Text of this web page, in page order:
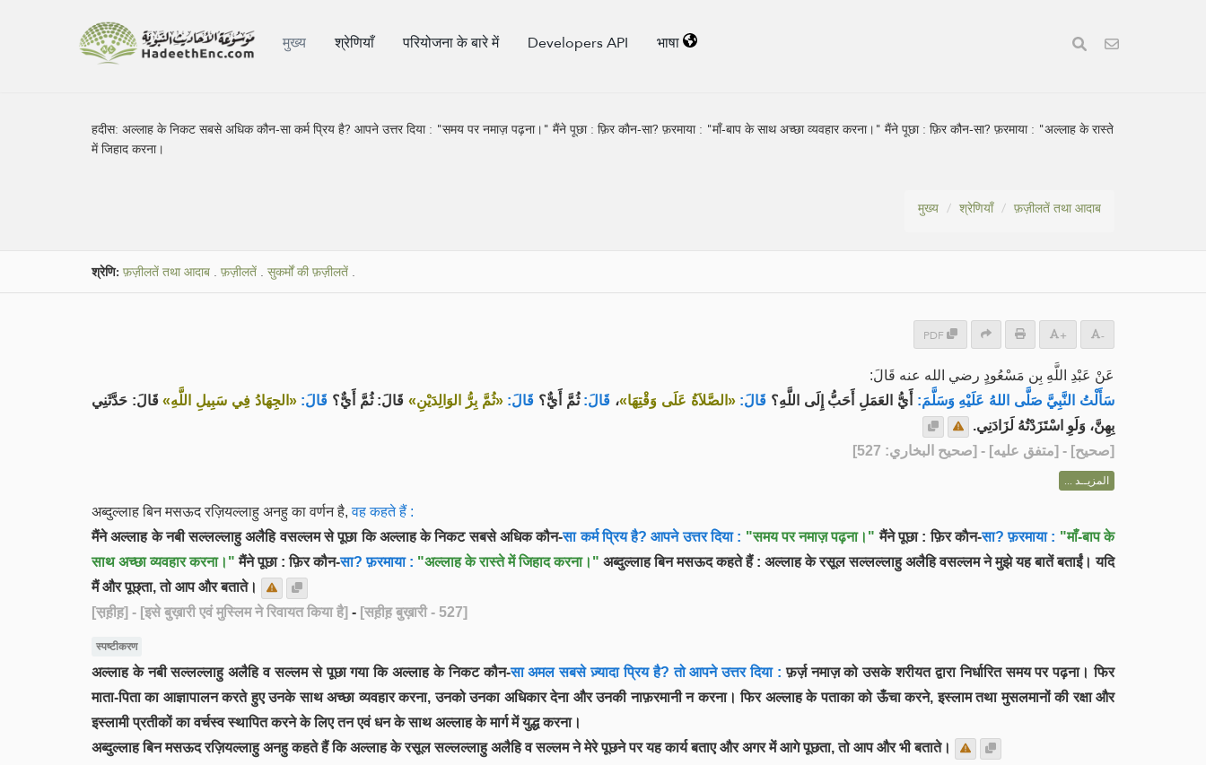
मुख्य श्रेणियाँ परियोजना के बारे में Developers API भाषा
हदीस:अल्लाह के निकट सबसे अधिक कौन-सा कर्म प्रिय है? आपने उत्तर दिया : "समय पर नमाज़ पढ़ना।" मैंने पूछा : फ़िर काैन-सा? फ़रमाया : "माँ-बाप के साथ अच्छा व्यवहार करना।" मैंने पूछा : फ़िर कौन-सा? फ़रमाया : "अल्लाह के रास्ते
में जिहाद करना।
मुख्य श्रेणियाँ फ़ज़ीलतें तथा आदाब
श्रेणि: फ़ज़ीलतें तथा आदाब . फ़ज़ीलतें . सुकर्मों की फ़ज़ीलतें .
PDF + -
عَنْ عَبْدِ اللَّهِ بِن مَسْعُودٍ رضي الله عنه قَالَ:
سَأَلْتُ النَّبِيَّ صَلَّى اللهُ عَلَيْهِ وَسَلَّمَ: أَيُّ العَمَلِ أَحَبُّ إِلَى اللَّهِ؟ قَالَ: «الصَّلاَةُ عَلَى وَقْتِهَا»، قَالَ: ثُمَّ أَيٌّ؟ قَالَ: «ثُمَّ بِرُّ الوَالِدَيْنِ»قَالَ: ثُمَّ أَيٌّ؟ قَالَ: «الجِهَادُ فِي سَبِيلِ اللَّهِ»قَالَ: حَدَّثَنِي
بِهِنَّ، وَلَوِ اسْتَزَدْتُهُ لَزَادَنِي.
[صحيح] - [متفق عليه] - [صحيح البخاري: 527]
المزيــد ...
अब्दुल्लाह बिन मसऊद रज़ियल्लाहु अनहु का वर्णन है, वह कहते हैं :
मैंने अल्लाह के नबी सल्लल्लाहु अलैहि वसल्लम से पूछा कि अल्लाह के निकट सबसे अधिक कौन-सा कर्म प्रिय है? आपने उत्तर दिया : "समय पर नमाज़ पढ़ना।" मैंने पूछा : फ़िर काैन-सा? फ़रमाया : "माँ-बाप के
साथ अच्छा व्यवहार करना।" मैंने पूछा : फ़िर कौन-सा? फ़रमाया : "अल्लाह के रास्ते में जिहाद करना।" अब्दुल्लाह बिन मसऊद कहते हैं : अल्लाह के रसूल सल्लल्लाहु अलैहि वसल्लम ने मुझे यह बातें बताईं। यदि
मैं और पूछ्ता, तो आप और बताते।
[स़ह़ीह़] - [इसे बुख़ारी एवं मुस्लिम ने रिवायत किया है] - [सह़ीह़ बुख़ारी - 527]
स्पष्टीकरण
अल्लाह के नबी सल्लल्लाहु अलैहि व सल्लम से पूछा गया कि अल्लाह के निकट कौन-सा अमल सबसे ज़्यादा प्रिय है? तो आपने उत्तर दिया : फ़र्ज़ नमाज़ को उसके शरीयत द्वारा निर्धारित समय पर पढ़ना। फिर
माता-पिता का आज्ञापालन करते हुए उनके साथ अच्छा व्यवहार करना, उनको उनका अधिकार देना और उनकी नाफ़रमानी न करना। फिर अल्लाह के पताका को ऊँचा करने, इस्लाम तथा मुसलमानों की रक्षा और
इस्लामी प्रतीकों का वर्चस्व स्थापित करने के लिए तन एवं धन के साथ अल्लाह के मार्ग में युद्ध करना।
अब्दुल्लाह बिन मसऊद रज़ियल्लाहु अनहु कहते हैं कि अल्लाह के रसूल सल्लल्लाहु अलैहि व सल्लम ने मेरे पूछने पर यह कार्य बताए और अगर में आगे पूछता, तो आप और भी बताते।